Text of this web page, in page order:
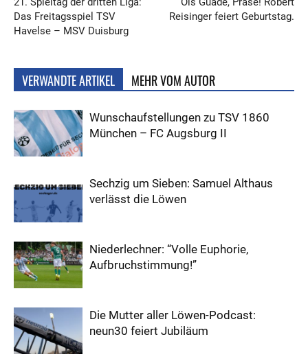
Das Freitagsspiel TSV
Havelse – MSV Duisburg
Reisinger feiert Geburtstag.
VERWANDTE ARTIKEL MEHR VOM AUTOR
Wunschaufstellungen zu TSV 1860
München – FC Augsburg II
Sechzig um Sieben: Samuel Althaus
verlässt die Löwen
Niederlechner: “Volle Euphorie,
Aufbruchstimmung!”
Die Mutter aller Löwen-Podcast:
neun30 feiert Jubiläum